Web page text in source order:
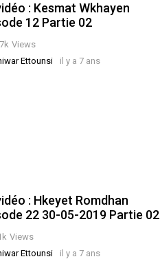
Views
: Kesmat Wkhayen
12 Partie 02
Ettounsi il y a 7 ans
Views
: Hkeyet Romdhan
22 30-05-2019 Partie 02
Ettounsi il y a 7 ans